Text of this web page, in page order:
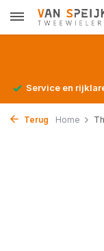
Service en
Terug Home